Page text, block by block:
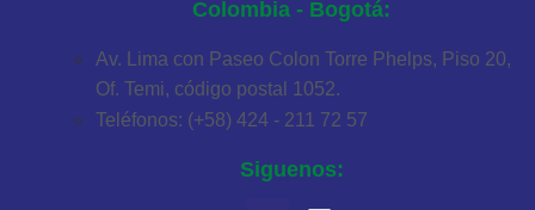
Colombia - Bogotá:
Av. Lima con Paseo Colon Torre Phelps, Piso 20,
Of. Temi, código postal 1052.
Teléfonos: (+58) 424 - 211 72 57
Siguenos: